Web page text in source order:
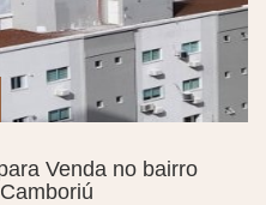
Venda no bairro